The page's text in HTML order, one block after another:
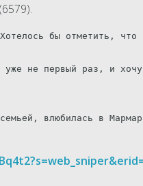
бы отметить,
не первый раз, и
влюбилась в